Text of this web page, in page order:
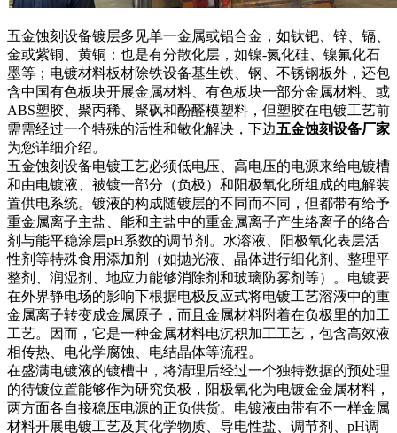
五金蚀刻设备镀层多见单一金属或铝合金，如钛钯、锌、镉、
金或紫铜、黄铜；也是有分散化层，如镍-氮化硅、镍氟化石
墨等；电镀材料板材除铁设备基生铁、钢、不锈钢板外，还包
含中国有色板块开展金属材料、有色板块一部分金属材料、或
ABS塑胶、聚丙稀、聚砜和酚醛模塑料，但塑胶在电镀工艺前
需需经过一个特殊的活性和敏化解决，下边五金蚀刻设备厂家
为您详细介绍。
五金蚀刻设备电镀工艺必须低电压、高电压的电源来给电镀槽
和由电镀液、被镀一部分（负极）和阳极氧化所组成的电解装
置供电系统。镀液的构成随镀层的不同而不同，但都带有给予
重金属离子主盐、能和主盐中的重金属离子产生络离子的络合
剂与能平稳涂层pH系数的调节剂。水溶液、阳极氧化表层活
性剂等特殊食用添加剂（如抛光液、晶体进行细化剂、整理平
整剂、润湿剂、地应力能够消除剂和玻璃防雾剂等）。电镀要
在外界静电场的影响下根据电极反应式将电镀工艺溶液中的重
金属离子转变成金属原子，而且金属材料附着在负极里的加工
工艺。因而，它是一种金属材料电沉积加工工艺，包含高效液
相传热、电化学腐蚀、电结晶体等流程。
在盛满电镀液的镀槽中，将清理后经过一个独特数据的预处理
的待镀位置能够作为研究负极，阳极氧化为电镀金金属材料，
两方面各自接稳压电源的正负供货。电镀液由带有不一样金属
材料开展电镀工艺及其化学物质、导电性盐、调节剂、pH调